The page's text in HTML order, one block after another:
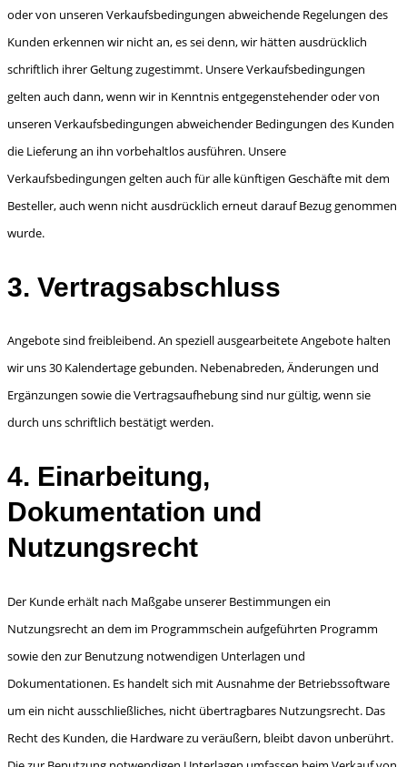
oder von unseren Ver­kaufsbedingungen abweichende Regelungen des
Kunden erkennen wir nicht an, es sei denn, wir hätten ausdrücklich
schriftlich ihrer Geltung zugestimmt. Unsere Verkaufsbedingungen
gelten auch dann, wenn wir in Kenntnis entgegenstehender oder von
unseren Verkaufsbedingungen abweichender Bedingungen des Kunden
die Lieferung an ihn vorbehaltlos ausführen. Unsere
Verkaufsbedingungen gelten auch für alle künftigen Geschäfte mit dem
Besteller, auch wenn nicht ausdrücklich erneut darauf Bezug genommen
wurde.
3. Vertragsabschluss
Angebote sind freibleibend. An speziell ausgearbeitete Angebote halten
wir uns 30 Kalendertage gebunden. Nebenabreden, Änderungen und
Ergänzungen sowie die Vertragsaufhebung sind nur gültig, wenn sie
durch uns schriftlich bestätigt werden.
4. Einarbeitung,
Dokumentation und
Nutzungsrecht
Der Kunde erhält nach Maßgabe unserer Bestimmungen ein
Nutzungsrecht an dem im Pro­grammschein aufgeführten Programm
sowie den zur Benutzung notwendigen Unterlagen und
Dokumentationen. Es handelt sich mit Ausnahme der Betriebssoftware
um ein nicht ausschließli­ches, nicht übertragbares Nutzungsrecht. Das
Recht des Kunden, die Hardware zu veräußern, bleibt davon unberührt.